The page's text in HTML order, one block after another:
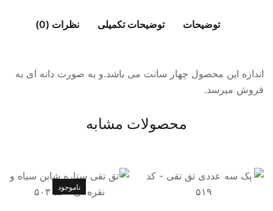
توضیحات توضیحات تکمیلی نظرات (0)
اندازه این محصول چهار سانت می باشد.و به صورت دانه ای به
فروش میرسد.
محصولات مشابه
ناموجود